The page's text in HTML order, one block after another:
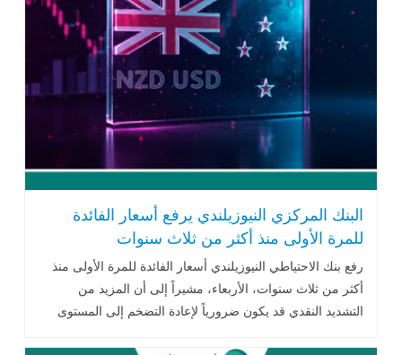
البنك المركزي النيوزيلندي يرفع أسعار الفائدة
للمرة الأولى منذ أكثر من ثلاث سنوات
رفع بنك الاحتياطي النيوزيلندي أسعار الفائدة للمرة الأولى منذ
أكثر من ثلاث سنوات، الأربعاء، مشيراً إلى أن المزيد من
التشديد النقدي قد يكون ضرورياً لإعادة التضخم إلى المستوى